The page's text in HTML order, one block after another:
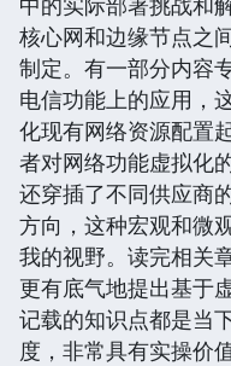
核心网和边缘节点之
制定。有一部分内容
电信功能上的应用，
化现有网络资源配置
者对网络功能虚拟化
还穿插了不同供应商
方向，这种宏观和微
我的视野。读完相关
更有底气地提出基于
记载的知识点都是当
度，非常具有实操价值